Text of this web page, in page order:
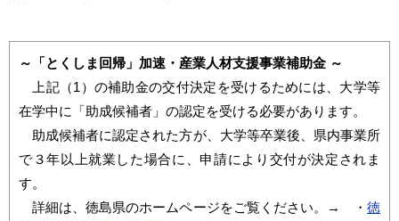
～「とくしま回帰」加速・産業人材支援事業補助金 ～
上記（1）の補助金の交付決定を受けるためには、大学等
在学中に「助成候補者」の認定を受ける必要があります。
助成候補者に認定された方が、大学等卒業後、県内事業所
で３年以上就業した場合に、申請により交付が決定されま
す。
詳細は、徳島県のホームページをご覧ください。→
・徳